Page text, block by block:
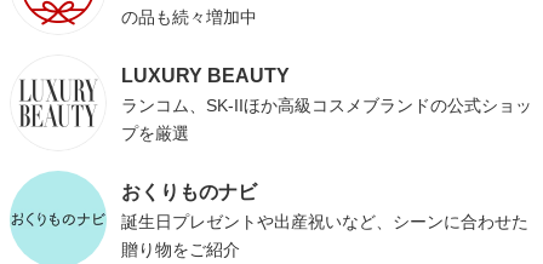
の品も続々増加中
LUXURY BEAUTY
ランコム、SK-IIほか高級コスメブランドの公式ショッ
プを厳選
おくりものナビ
誕生日プレゼントや出産祝いなど、シーンに合わせた
贈り物をご紹介